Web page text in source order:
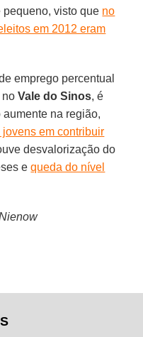
pequeno, visto que no
em 2012 eram
emprego percentual
noVale do Sinos, é
na região,
em contribuir
desvalorização do
equeda do nível